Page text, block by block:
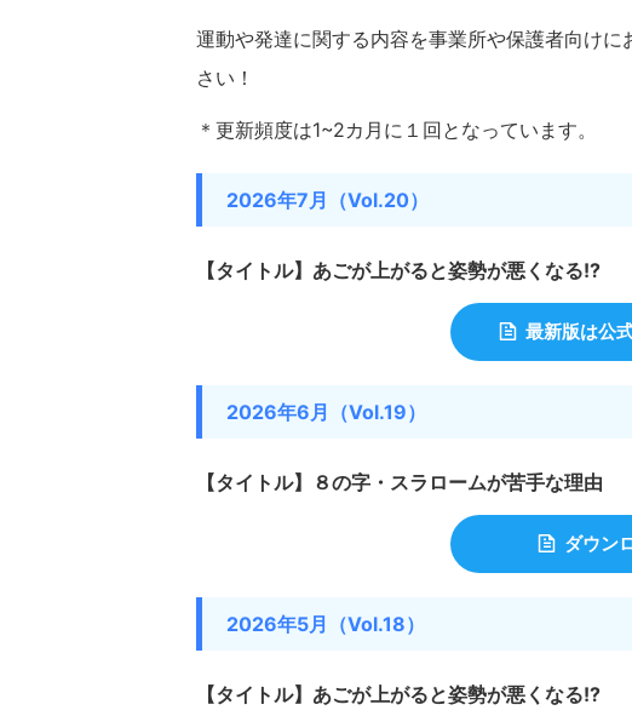
運動や発達に関する内容を事業所や保護者向け
さい！
＊更新頻度は1~2カ月に１回となっています。
2026年7月（Vol.20）
【タイトル】あごが上がると姿勢が悪くなる!?
最新版は公
2026年6月（Vol.19）
【タイトル】８の字・スラロームが苦手な理由
ダウン
2026年5月（Vol.18）
【タイトル】あごが上がると姿勢が悪くなる!?